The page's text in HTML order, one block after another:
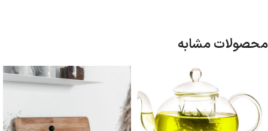
محصولات مشابه